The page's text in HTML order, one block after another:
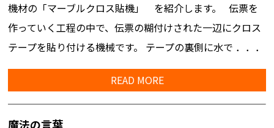
機材の「マーブルクロス貼機」 を紹介します。 伝票を
作っていく工程の中で、伝票の糊付けされた一辺にクロス
テープを貼り付ける機械です。 テープの裏側に水で ．．．
READ MORE
魔法の言葉